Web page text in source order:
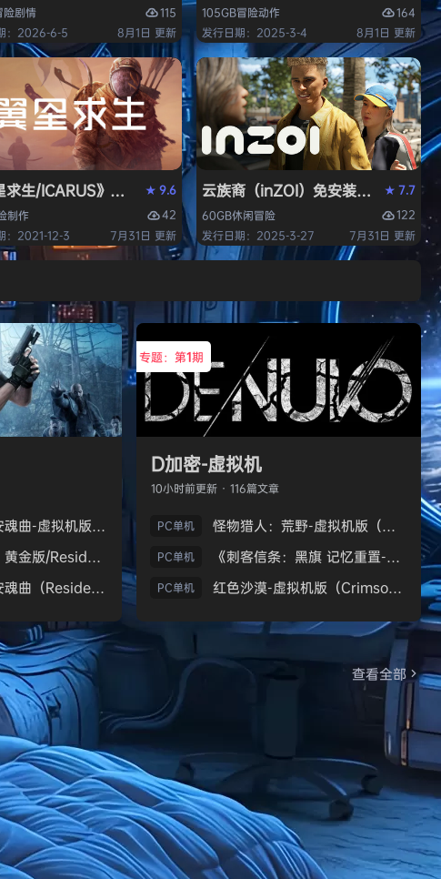
险剧情
115
：2026-6-5
8月1日 更新
105GB冒险动作
164
发行日期：2025-3-4
8月1日 更新
求生/ICARUS》免安装中文版
★9.6
制作
42
：2021-12-3
7月31日 更新
云族裔（inZOI）免安装中文版
★7.7
60GB休闲冒险
122
发行日期：2025-3-27
7月31日 更新
生化危机9：安魂曲-虚拟机版（Resident Evil Requiem HYPERVISOR）免安装中文版
《生化危机7：黄金版/Resident Evil 7 Biohazard》免安装中文版
生化危机9：安魂曲（Resident Evil Requiem）免安装中文版
专题：第1期
D加密-虚拟机
10小时前更新 · 116篇文章
PC单机 怪物猎人：荒野-虚拟机版（Monster Hunter Wilds HYPERVISOR）免安装中文版
PC单机 《刺客信条：黑旗 记忆重置-虚拟机版/Assassin’s Creed Black Flag Resynced HYPERVISOR》免安装中文版
PC单机 红色沙漠-虚拟机版（Crimson Desert HYPERVISOR）免安装中文版
查看全部